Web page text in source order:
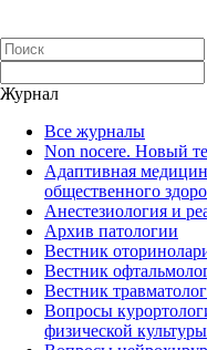
Журнал
Все журналы
Non nocere. Новый
Адаптивная
общественного
Анестезиология и
Архив патологии
Вестник
Вестник
Вестник
Вопросы
физической культуры